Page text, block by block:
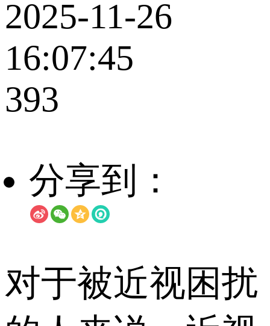
2025-11-26
16:07:45
393
分享到：
对于被近视困扰